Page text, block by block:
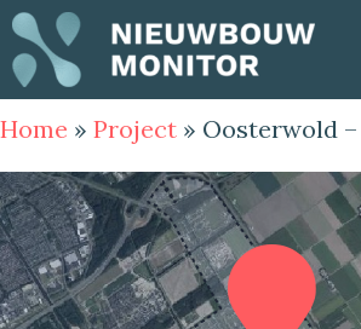
Home » Project » Oosterwold –